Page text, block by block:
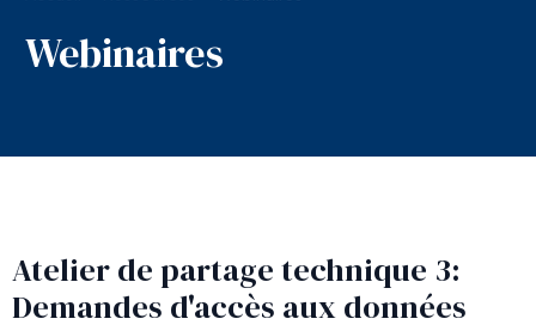
Webinaires
Atelier de partage technique 3:
Demandes d'accès aux données